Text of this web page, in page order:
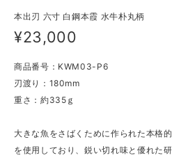
本出刃 六寸 白鋼本霞 水牛朴丸柄
¥23,000
商品番号：KWM03-P6
刃渡り：180mm
重さ：約335ｇ
大きな魚をさばくために作られた本格
を使用しており、鋭い切れ味と優れた